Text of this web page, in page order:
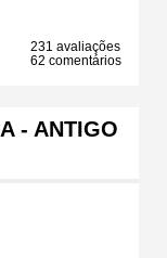
231 avaliações
62 comentários
- ANTIGO